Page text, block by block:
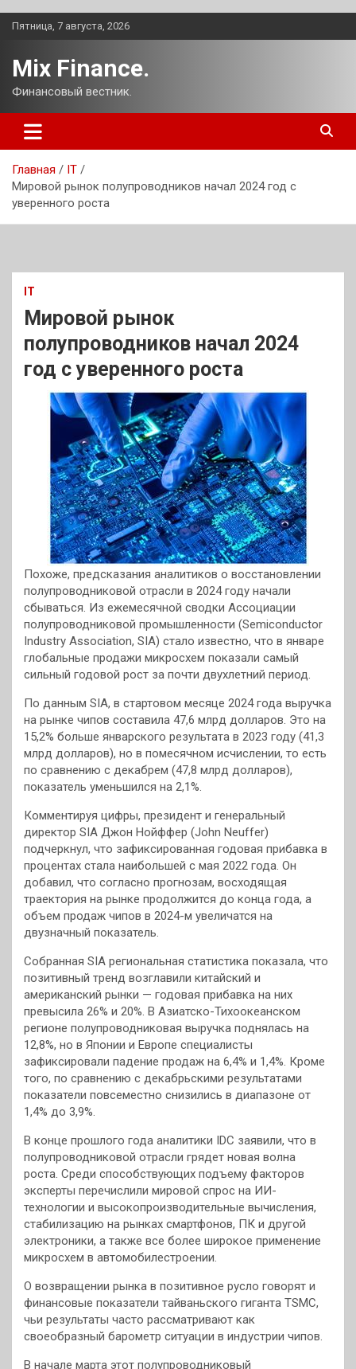
Перейти
Пятница, 7 августа, 2026
Mix Finance.
Финансовый вестник.
Главная
IT
Мировой рынок полупроводников начал 2024 год с
уверенного роста
IT
Мировой рынок
полупроводников начал 2024
год с уверенного роста
Похоже, предсказания аналитиков о восстановлении
полупроводниковой отрасли в 2024 году начали
сбываться. Из ежемесячной сводки Ассоциации
полупроводниковой промышленности (Semiconductor
Industry Association, SIA) стало известно, что в январе
глобальные продажи микросхем показали самый
сильный годовой рост за почти двухлетний период.
По данным SIA, в стартовом месяце 2024 года выручка
на рынке чипов составила 47,6 млрд долларов. Это на
15,2% больше январского результата в 2023 году (41,3
млрд долларов), но в помесячном исчислении, то есть
по сравнению с декабрем (47,8 млрд долларов),
показатель уменьшился на 2,1%.
Комментируя цифры, президент и генеральный
директор SIA Джон Нойффер (John Neuffer)
подчеркнул, что зафиксированная годовая прибавка в
процентах стала наибольшей с мая 2022 года. Он
добавил, что согласно прогнозам, восходящая
траектория на рынке продолжится до конца года, а
объем продаж чипов в 2024-м увеличатся на
двузначный показатель.
Собранная SIA региональная статистика показала, что
позитивный тренд возглавили китайский и
американский рынки — годовая прибавка на них
превысила 26% и 20%. В Азиатско-Тихоокеанском
регионе полупроводниковая выручка поднялась на
12,8%, но в Японии и Европе специалисты
зафиксировали падение продаж на 6,4% и 1,4%. Кроме
того, по сравнению с декабрьскими результатами
показатели повсеместно снизились в диапазоне от
1,4% до 3,9%.
В конце прошлого года аналитики IDC заявили, что в
полупроводниковой отрасли грядет новая волна
роста. Среди способствующих подъему факторов
эксперты перечислили мировой спрос на ИИ-
технологии и высокопроизводительные вычисления,
стабилизацию на рынках смартфонов, ПК и другой
электроники, а также все более широкое применение
микросхем в автомобилестроении.
О возвращении рынка в позитивное русло говорят и
финансовые показатели тайваньского гиганта TSMC,
чьи результаты часто рассматривают как
своеобразный барометр ситуации в индустрии чипов.
В начале марта этот полупроводниковый